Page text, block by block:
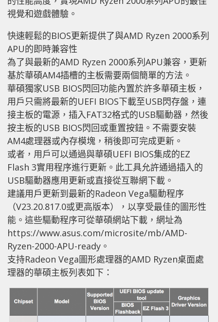
視覺和遊戲體驗。
快速輕鬆的BIOS更新提供了與AMD Ryzen 2000系列
APU的即時兼容性
為了與最新的AMD Ryzen 2000系列APU兼容，更新
基於華碩AM4插槽的主板需要兩個簡單的方法。
華碩獨家USB BIOS閃回功能內置於許多華碩主板，
用戶只需將最新的UEFI BIOS下載至USB閃存盤，連
接主板的電源，插入FAT32格式的USB驅動器，然後
按主板的USB BIOS閃回或重置按鈕。不需要安裝
AM4處理器或內存模塊，稍後即可完成更新。
或者，用戶可以通過與華碩UEFI BIOS集成的EZ
Flash 3實用程序進行更新。此工具允許通過插入的
USB驅動器應用更新或直接從互聯網下載。
建議用戶更新到最新的Radeon Vega驅動程序
（V23.20.817.0或更高版本），以享受最佳的圖形性
能。這些驅動程序可從華碩網站下載，網址為
https://www.asus.com/microsite/mb/AMD-
Ryzen-2000-APU-ready。
支持Radeon Vega圖形處理器的AMD Ryzen桌面處
理器的華碩主板列表如下：